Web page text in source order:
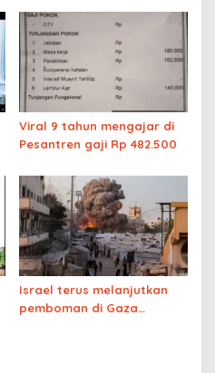
Slamet ke Muhammad
Viral 9 tahun mengajar di
Pesantren gaji Rp 482.500
Israel terus melanjutkan
pemboman di Gaza